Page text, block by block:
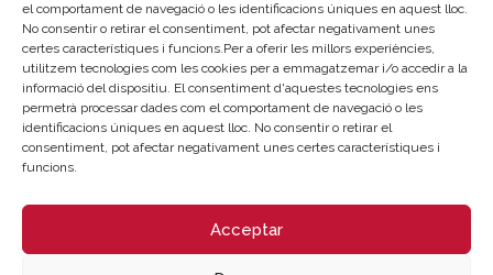
el comportament de navegació o les identificacions úniques en aquest lloc.
No consentir o retirar el consentiment, pot afectar negativament unes
certes característiques i funcions.Per a oferir les millors experiències,
utilitzem tecnologies com les cookies per a emmagatzemar i/o accedir a la
informació del dispositiu. El consentiment d'aquestes tecnologies ens
permetrà processar dades com el comportament de navegació o les
identificacions úniques en aquest lloc. No consentir o retirar el
consentiment, pot afectar negativament unes certes característiques i
funcions.
Acceptar
Sobre la Cambra
Perfil del contractant
Transparència
Preu taula cítrics
Enllaços d’Interés
Fons Estructurals
Canal de Denúncia
LA NOSTRA MISSIÓ
Cambra València és una corporació de dret públic,